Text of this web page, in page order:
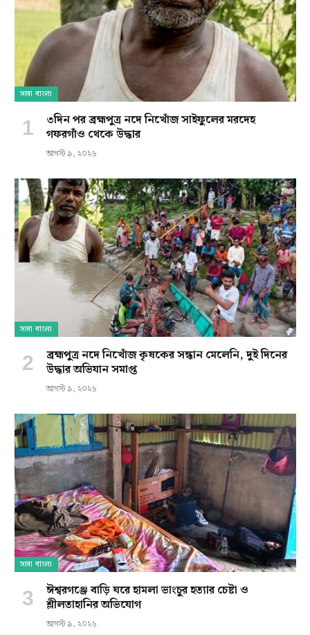
সারা বাংলা
৩দিন পর ব্রহ্মপুত্র নদে নিখোঁজ সাইফুলের মরদেহ
গফরগাঁও থেকে উদ্ধার
আগস্ট ৯, ২০২৬
সারা বাংলা
ব্রহ্মপুত্র নদে নিখোঁজ কৃষকের সন্ধান মেলেনি, দুই দিনের
উদ্ধার অভিযান সমাপ্ত
আগস্ট ৯, ২০২৬
সারা বাংলা
ঈশ্বরগঞ্জে বাড়ি ঘরে হামলা ভাংচুর হত্যার চেষ্টা ও
শ্লীলতাহানির অভিযোগ
আগস্ট ৯, ২০২৬